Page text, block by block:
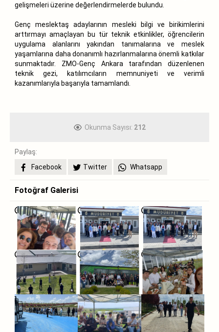
gelişmeleri üzerine değerlendirmelerde bulundu.
Genç meslektaş adaylarının mesleki bilgi ve birikimlerini
arttırmayı amaçlayan bu tür teknik etkinlikler, öğrencilerin
uygulama alanlarını yakından tanımalarına ve meslek
yaşamlarına daha donanımlı hazırlanmalarına önemli katkılar
sunmaktadır. ZMO-Genç Ankara tarafından düzenlenen
teknik gezi, katılımcıların memnuniyeti ve verimli
kazanımlarıyla başarıyla tamamlandı.
Okunma Sayısı: 212
Paylaş:
Facebook
Twitter Whatsapp
Fotoğraf Galerisi